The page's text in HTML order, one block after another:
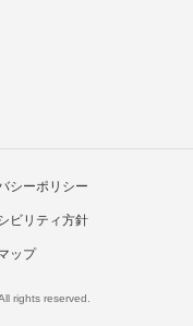
シーポリシー
ビリティ方針
ップ
rights reserved.